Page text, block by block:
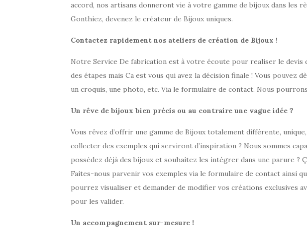
accord, nos artisans donneront vie à votre gamme de bijoux dans les
Gonthiez, devenez le créateur de Bijoux uniques.
Contactez rapidement nos ateliers de création de Bijoux !
Notre Service De fabrication est à votre écoute pour realiser le devis
des étapes mais Ca est vous qui avez la décision finale ! Vous
un croquis, une photo, etc. Via le formulaire de contact. Nous
Un rêve de bijoux bien précis ou au contraire une vague idée ?
Vous rêvez d’offrir une gamme de Bijoux totalement différente,
collecter des exemples qui serviront d’inspiration ? Nous sommes
possédez déjà des bijoux et souhaitez les intégrer dans une parure ?
Faites-nous parvenir vos exemples via le formulaire de contact ainsi
pourrez visualiser et demander de modifier vos créations exclusives
pour les valider.
Un accompagnement sur-mesure !